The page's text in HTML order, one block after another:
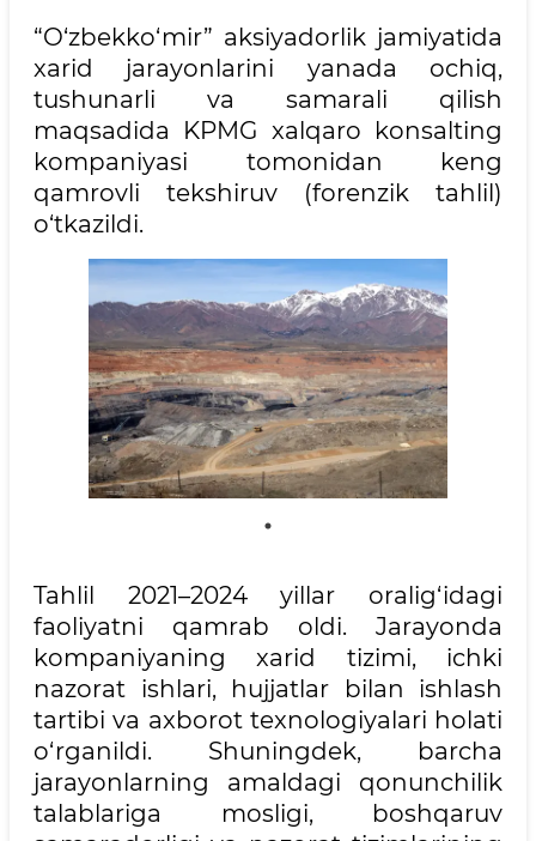
“O‘zbekko‘mir” aksiyadorlik jamiyatida
xarid jarayonlarini yanada ochiq,
tushunarli va samarali qilish
maqsadida KPMG xalqaro konsalting
kompaniyasi tomonidan keng
qamrovli tekshiruv (forenzik tahlil)
o‘tkazildi.
Tahlil 2021–2024 yillar oralig‘idagi
faoliyatni qamrab oldi. Jarayonda
kompaniyaning xarid tizimi, ichki
nazorat ishlari, hujjatlar bilan ishlash
tartibi va axborot texnologiyalari holati
o‘rganildi. Shuningdek, barcha
jarayonlarning amaldagi qonunchilik
talablariga mosligi, boshqaruv